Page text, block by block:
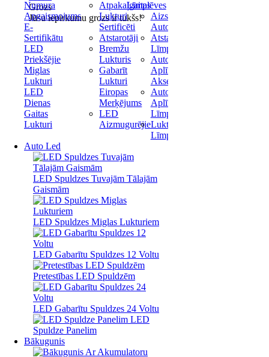
Numura
Apgaismojums
E-
Sertifikātu
LED
Priekšējie
Miglas
Lukturi
LED
Dienas
Gaitas
Lukturi
Atpakaļgaitas
Lukturi
Sertificēti
Atstarotāji
Bremžu
Lukturis
Gabarīt
Lukturi
Eiropas
Merķējums
LED
Aizmugurējie
Līmplēves
Aizsargplēve
Automašīnai
Atstarojošas
Līmplēves
Auto
Aplīmēšanas
Aksesuāri
Auto
Aplīmēšanas
Līmplēve
Lukturu
Līmplēve
Auto Led
LED Spuldzes Tuvajām Tālajām
Gaismām
LED Spuldzes Miglas Lukturiem
LED Gabarītu Spuldzes 12 Voltu
Pretestības LED Spuldzēm
LED Gabarītu Spuldzes 24 Voltu
LED
Spuldze Panelim
Bākugunis
Grozs
Jūsu iepirkumu grozs ir tukšs!